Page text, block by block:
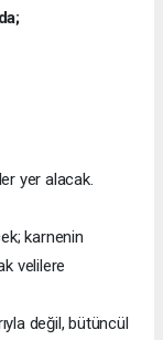
yer alacak.
karnenin
velilere
değil, bütüncül